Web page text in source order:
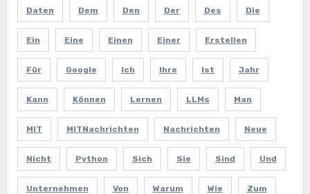
Daten Dem Den Der Des Die
Ein Eine Einen Einer Erstellen
Für Google Ich Ihre Ist Jahr
Kann Können Lernen LLMs Man
MIT MITNachrichten Nachrichten Neue
Nicht Python Sich Sie Sind Und
Unternehmen Von Warum Wie Zum